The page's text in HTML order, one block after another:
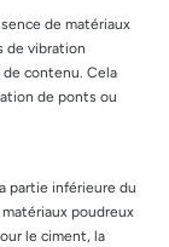
de matériaux
de vibration
contenu. Cela
de ponts ou
partie inférieure du
poudreux
le ciment, la